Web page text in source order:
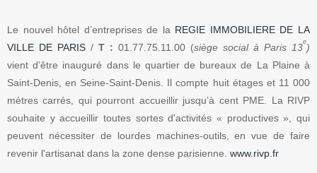
Le nouvel hôtel d’entreprises de la REGIE IMMOBILIERE DE LA
VILLE DE PARIS / T : 01.77.75.11.00 (siège social à Paris 13e)
vient d’être inauguré dans le quartier de bureaux de La Plaine à
Saint-Denis, en Seine-Saint-Denis. Il compte huit étages et 11 000
mètres carrés, qui pourront accueillir jusqu’à cent PME. La RIVP
souhaite y accueillir toutes sortes d'activités « productives », qui
peuvent nécessiter de lourdes machines-outils, en vue de faire
revenir l'artisanat dans la zone dense parisienne. www.rivp.fr